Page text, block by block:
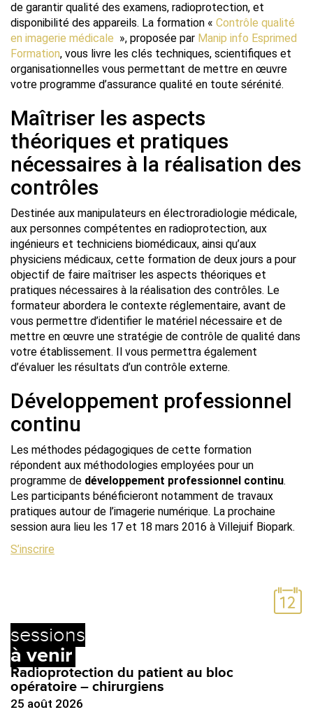
de garantir qualité des examens, radioprotection, et
disponibilité des appareils. La formation « Contrôle qualité
en imagerie médicale », proposée par Manip info Esprimed
Formation, vous livre les clés techniques, scientifiques et
organisationnelles vous permettant de mettre en œuvre
votre programme d’assurance qualité en toute sérénité.
Maîtriser les aspects
théoriques et pratiques
nécessaires à la réalisation des
contrôles
Destinée aux manipulateurs en électroradiologie médicale,
aux personnes compétentes en radioprotection, aux
ingénieurs et techniciens biomédicaux, ainsi qu’aux
physiciens médicaux, cette formation de deux jours a pour
objectif de faire maîtriser les aspects théoriques et
pratiques nécessaires à la réalisation des contrôles. Le
formateur abordera le contexte réglementaire, avant de
vous permettre d’identifier le matériel nécessaire et de
mettre en œuvre une stratégie de contrôle de qualité dans
votre établissement. Il vous permettra également
d’évaluer les résultats d’un contrôle externe.
Développement professionnel
continu
Les méthodes pédagogiques de cette formation
répondent aux méthodologies employées pour un
programme de développement professionnel continu.
Les participants bénéficieront notamment de travaux
pratiques autour de l’imagerie numérique. La prochaine
session aura lieu les 17 et 18 mars 2016 à Villejuif Biopark.
S’inscrire
sessions
à venir
Radioprotection du patient au bloc
opératoire – chirurgiens
25 août 2026